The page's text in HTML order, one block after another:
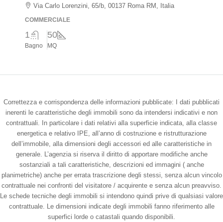
Via Carlo Lorenzini, 65/b, 00137 Roma RM, Italia
COMMERCIALE
1
Bagno
50
MQ
Correttezza e corrispondenza delle informazioni pubblicate: I dati pubblicati
inerenti le caratteristiche degli immobili sono da intendersi indicativi e non
contrattuali. In particolare i dati relativi alla superficie indicata, alla classe
energetica e relativo IPE, all’anno di costruzione e ristrutturazione
dell’immobile, alla dimensioni degli accessori ed alle caratteristiche in
generale. L’agenzia si riserva il diritto di apportare modifiche anche
sostanziali a tali caratteristiche, descrizioni ed immagini ( anche
planimetriche) anche per errata trascrizione degli stessi, senza alcun vincolo
contrattuale nei confronti del visitatore / acquirente e senza alcun preavviso.
Le schede tecniche degli immobili si intendono quindi prive di qualsiasi valore
contrattuale. Le dimensioni indicate degli immobili fanno riferimento alle
superfici lorde o catastali quando disponibili.